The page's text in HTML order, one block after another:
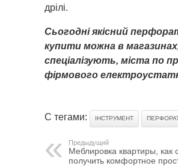
дрілі.
Сьогодні якісний
купити можна в
спеціалізують, міста по
фірмового
С тегами: ІНСТРУМЕНТ
Предыдущий
Меблировка квартиры, как
получить комфортное